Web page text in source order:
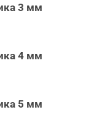
3 мм
4 мм
5 мм